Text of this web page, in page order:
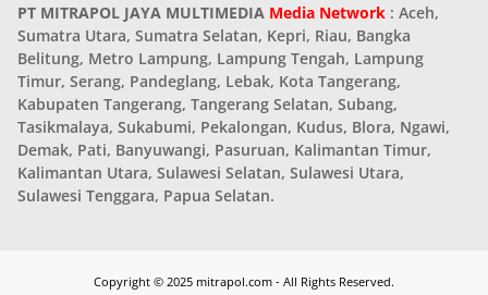
PT MITRAPOL JAYA MULTIMEDIA Media Network : Aceh,
Sumatra Utara, Sumatra Selatan, Kepri, Riau, Bangka
Belitung, Metro Lampung, Lampung Tengah, Lampung
Timur, Serang, Pandeglang, Lebak, Kota Tangerang,
Kabupaten Tangerang, Tangerang Selatan, Subang,
Tasikmalaya, Sukabumi, Pekalongan, Kudus, Blora, Ngawi,
Demak, Pati, Banyuwangi, Pasuruan, Kalimantan Timur,
Kalimantan Utara, Sulawesi Selatan, Sulawesi Utara,
Sulawesi Tenggara, Papua Selatan.
Copyright © 2025 mitrapol.com - All Rights Reserved.